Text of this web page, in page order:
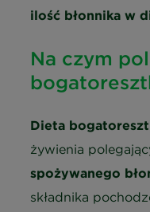
ilość błonnika w
Na czym
Dieta
żywienia
spożywanego
składnika